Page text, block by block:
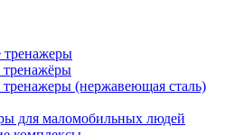
(нержавеющая сталь)
для маломобильных людей